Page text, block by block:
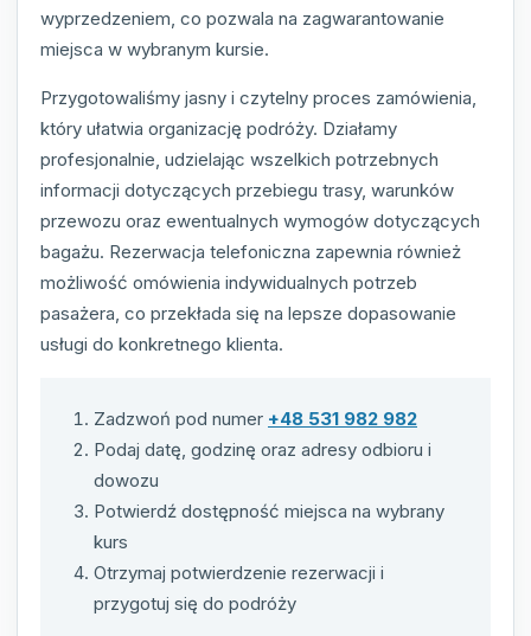
wyprzedzeniem, co pozwala na zagwarantowanie
miejsca w wybranym kursie.
Przygotowaliśmy jasny i czytelny proces zamówienia,
który ułatwia organizację podróży. Działamy
profesjonalnie, udzielając wszelkich potrzebnych
informacji dotyczących przebiegu trasy, warunków
przewozu oraz ewentualnych wymogów dotyczących
bagażu. Rezerwacja telefoniczna zapewnia również
możliwość omówienia indywidualnych potrzeb
pasażera, co przekłada się na lepsze dopasowanie
usługi do konkretnego klienta.
Zadzwoń pod numer +48 531 982 982
Podaj datę, godzinę oraz adresy odbioru i
dowozu
Potwierdź dostępność miejsca na wybrany
kurs
Otrzymaj potwierdzenie rezerwacji i
przygotuj się do podróży